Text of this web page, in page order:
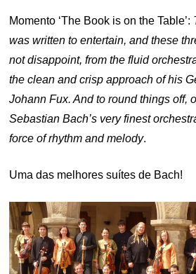
Momento ‘The Book is on the Table’:
was written to entertain, and these
not disappoint, from the fluid
the clean and crisp approach of his
Johann Fux. And to round things off,
Sebastian Bach’s very finest
force of rhythm and melody.
Uma das melhores suítes de Bach!